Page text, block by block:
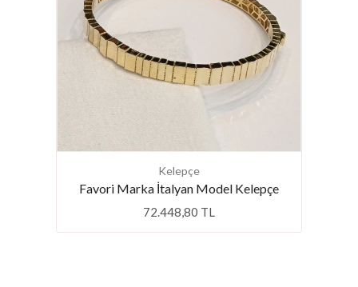
Kelepçe
Favori Marka İtalyan Model Kelepçe
72.448,80 TL